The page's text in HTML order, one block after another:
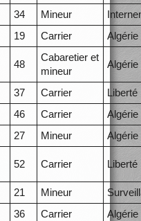
34 Mineur
19 Carrier
Algérie
48
Cabaretier et
mineur
Algérie
37 Carrier
Liberté
46 Carrier
Algérie
27 Mineur
52 Carrier Liberté
21 Mineur
36 Carrier